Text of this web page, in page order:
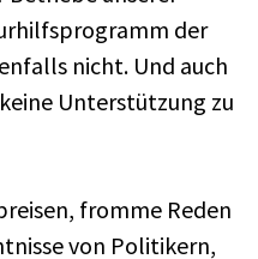
der
nicht. Und auch
Unterstützung zu
fromme Reden
von Politikern,